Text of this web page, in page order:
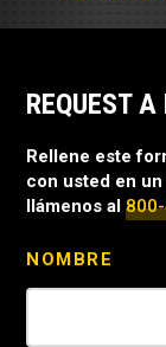
REQUEST A
Rellene este
con usted en
llámenos al
NOMBRE